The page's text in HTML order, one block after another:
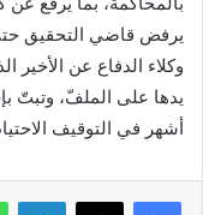
يرفض قاضي التحقيق حتى
وكلاء الدفاع عن
يدها على الملفّ، وتبتّ
أشهر في التوقيف